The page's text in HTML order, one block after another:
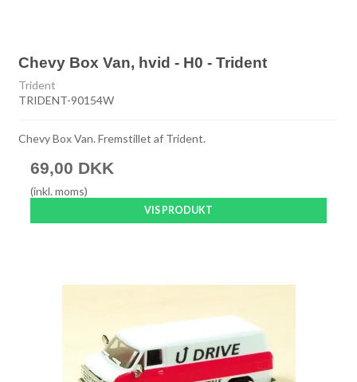
Chevy Box Van, hvid - H0 - Trident
Trident
TRIDENT-90154W
Chevy Box Van. Fremstillet af Trident.
69,00 DKK
(inkl. moms)
VIS PRODUKT